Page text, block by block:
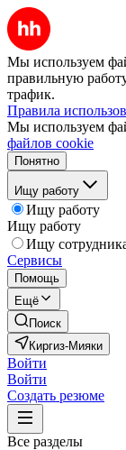
Мы используем
правильную
трафик.
Правила
Мы используем
файлов cookie
Понятно
Ищу работу
Ищу работу
Ищу работу
Ищу
Сервисы
Помощь
Ещё
Поиск
Киргиз-Мияки
Войти
Войти
Создать резюме
Все разделы